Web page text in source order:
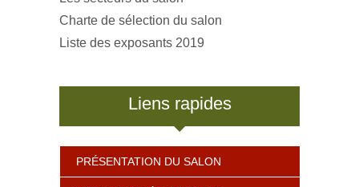
Charte de sélection du salon
Liste des exposants 2019
Liens rapides
PRÉSENTATION DU SALON